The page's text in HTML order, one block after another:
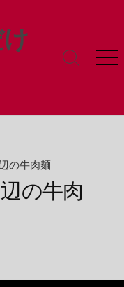
検
ル
メ
の牛肉麺
の牛肉